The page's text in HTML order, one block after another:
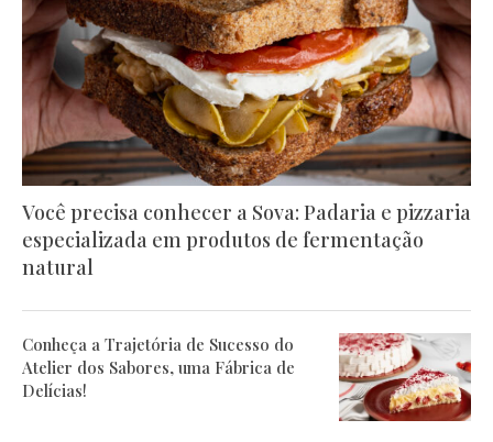
Você precisa conhecer a Sova: Padaria e pizzaria
especializada em produtos de fermentação
natural
Conheça a Trajetória de Sucesso do
Atelier dos Sabores, uma Fábrica de
Delícias!